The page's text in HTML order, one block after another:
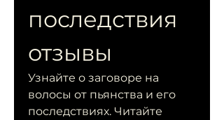
последствия
отзывы
Узнайте о заговоре на
волосы от пьянства и его
последствиях. Читайте